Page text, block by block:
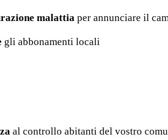
malattia per annunciare il
gli abbonamenti locali
al controllo abitanti del vostro